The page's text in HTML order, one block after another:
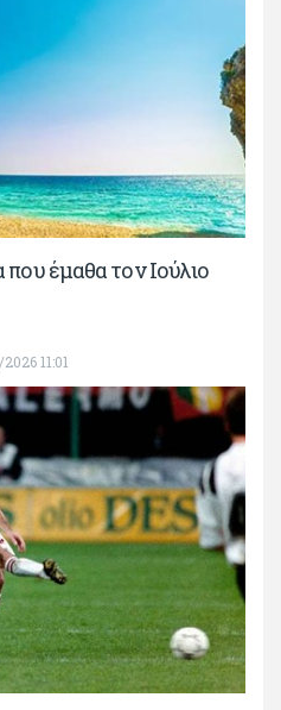
έμαθα τον Ιούλιο
11:01